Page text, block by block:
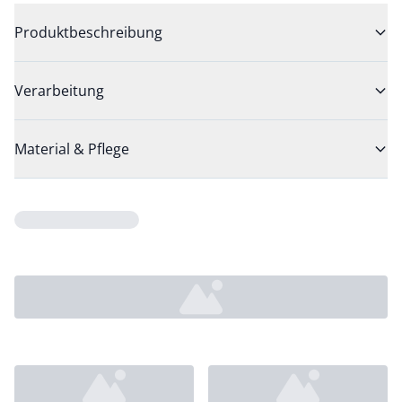
Produktbeschreibung
Verarbeitung
Material & Pflege